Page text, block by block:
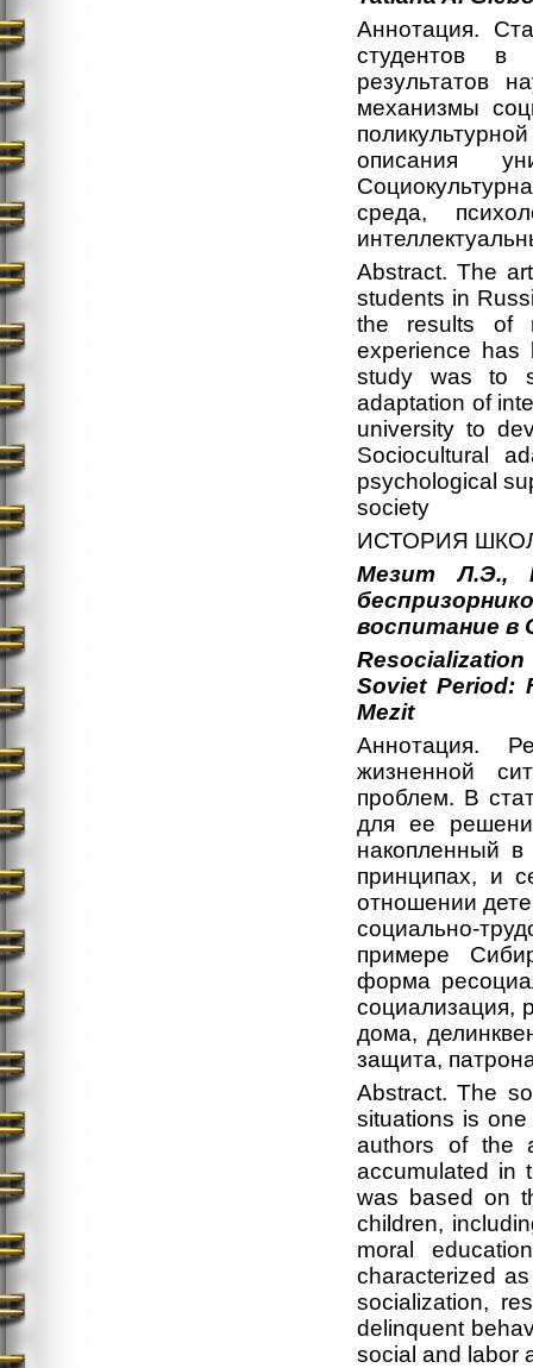
Аннотация.
студентов в
результатов
механизмы
описания
среда,
Abstract. The
students in
the results of
experience has
study was to
adaptation of
university to
Sociocultural
psychological
society
ИСТОРИЯ
Мезит Л.Э.,
воспитание в
Soviet Period:
Mezit
Аннотация.
жизненной
проблем. В
для ее
накопленный
принципах, и
отношении
социально-
примере
форма
социализация,
дома,
защита,
Abstract. The
situations is
authors of the
accumulated in
was based on
children,
moral
characterized
socialization,
delinquent
social and labor